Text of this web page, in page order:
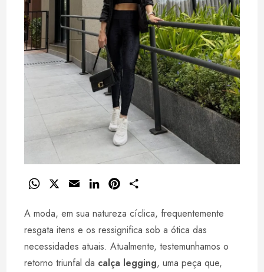
W
a
t
s
A
a
i
l
n
k
e
d
n
t
e
r
a
e
A moda, em sua natureza cíclica, frequentemente
resgata itens e os ressignifica sob a ótica das
necessidades atuais. Atualmente, testemunhamos o
retorno triunfal da calça legging, uma peça que,